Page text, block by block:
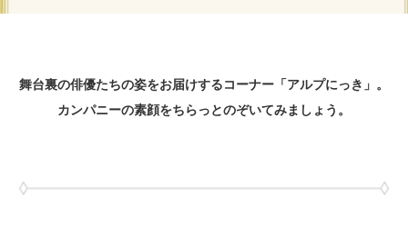
舞台裏の俳優たちの姿をお届けするコーナー「アルプにっき」。
カンパニーの素顔をちらっとのぞいてみましょう。